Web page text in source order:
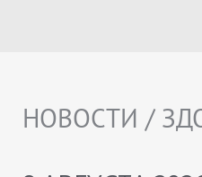
НОВОСТИ /